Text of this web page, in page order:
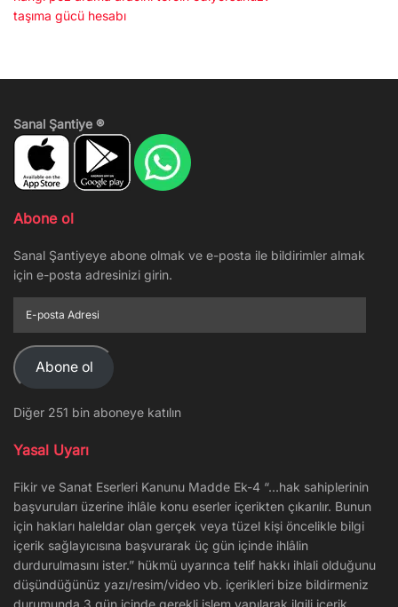
taşıma gücü hesabı
Sanal Şantiye ®
Abone ol
Sanal Şantiyeye abone olmak ve e-posta ile bildirimler almak
için e-posta adresinizi girin.
posta
Adresi
Abone ol
Diğer 251 bin aboneye katılın
Yasal Uyarı
Fikir ve Sanat Eserleri Kanunu Madde Ek-4 “…hak sahiplerinin
başvuruları üzerine ihlâle konu eserler içerikten çıkarılır. Bunun
için hakları haleldar olan gerçek veya tüzel kişi öncelikle bilgi
içerik sağlayıcısına başvurarak üç gün içinde ihlâlin
durdurulmasını ister.” hükmü uyarınca telif hakkı ihlali olduğunu
düşündüğünüz yazı/resim/video vb. içerikleri bize bildirmeniz
durumunda 3 gün içinde gerekli işlem yapılarak ilgili içerik